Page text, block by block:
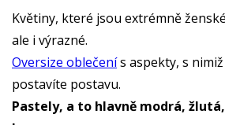
Květiny, které jsou extrémně
ale i výrazné.
Oversize oblečenís aspekty, s
postavíte postavu.
Pastely, a to hlavně modrá,